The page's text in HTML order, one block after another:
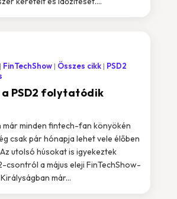
a PSD2 folytatódik
FinTechShow Összes cikk
PSD2
már minden fintech-fan könyökén
csak pár hónapja lehet vele élőben
utolsó húsokat is igyekeztek
csontról a május eleji FinTechShow-
már...